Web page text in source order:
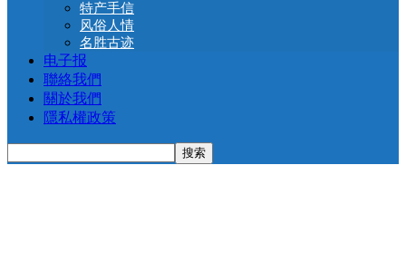
特产手信
风俗人情
名胜古迹
电子报
聯絡我們
關於我們
隱私權政策